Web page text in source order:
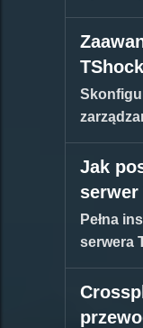
TShock
Jak
serwer
Pełna
serwera